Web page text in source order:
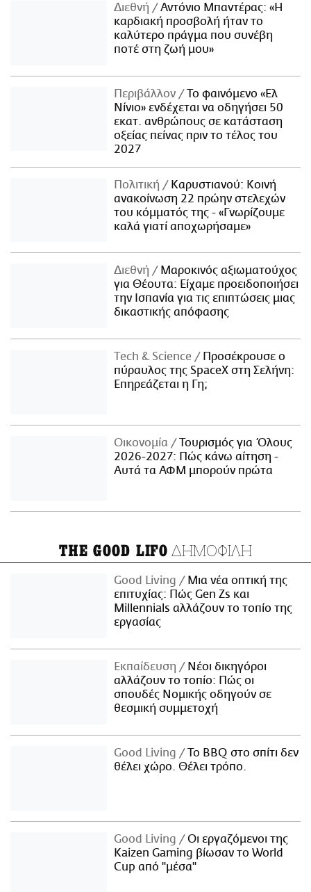
Διεθνή
Αντόνιο Μπαντέρας: «Η
καρδιακή προσβολή ήταν το
καλύτερο πράγμα που συνέβη
ποτέ στη ζωή μου»
Περιβάλλον
Το φαινόμενο «Ελ
Νίνιο» ενδέχεται να οδηγήσει 50
εκατ. ανθρώπους σε κατάσταση
οξείας πείνας πριν το τέλος του
2027
Πολιτική
Καρυστιανού: Κοινή
ανακοίνωση 22 πρώην στελεχών
του κόμματός της - «Γνωρίζουμε
καλά γιατί αποχωρήσαμε»
Διεθνή
Μαροκινός αξιωματούχος
για Θέουτα: Είχαμε προειδοποιήσει
την Ισπανία για τις επιπτώσεις μιας
δικαστικής απόφασης
Τech & Science
Προσέκρουσε ο
πύραυλος της SpaceX στη Σελήνη:
Επηρεάζεται η Γη;
Οικονομία
Τουρισμός για Όλους
2026-2027: Πώς κάνω αίτηση -
Αυτά τα ΑΦΜ μπορούν πρώτα
THE GOOD LIFO ΔΗΜΟΦΙΛΗ
Good Living
Μια νέα οπτική της
επιτυχίας: Πώς Gen Zs και
Millennials αλλάζουν το τοπίο της
εργασίας
Εκπαίδευση
Νέοι δικηγόροι
αλλάζουν το τοπίο: Πώς οι
σπουδές Νομικής οδηγούν σε
θεσμική συμμετοχή
Good Living
Το BBQ στο σπίτι δεν
θέλει χώρο. Θέλει τρόπο.
Good Living
Οι εργαζόμενοι της
Kaizen Gaming βίωσαν το World
Cup από "μέσα"